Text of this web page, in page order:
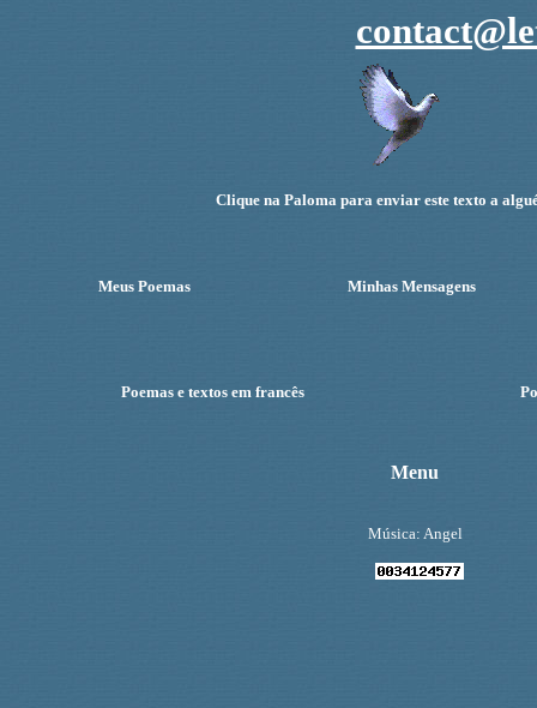
Clique na Paloma para enviar este texto a
Meus Poemas Minhas Mensagens
Poemas e textos em francês
Menu
Música: Angel